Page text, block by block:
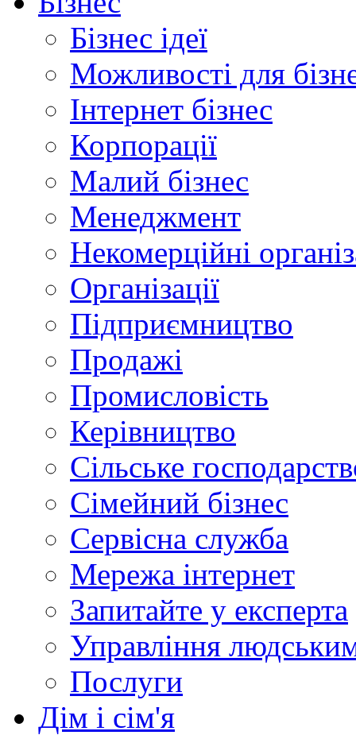
Бізнес ідеї
Можливості для
Інтернет бізнес
Корпорації
Малий бізнес
Менеджмент
Некомерційні
Організації
Підприємництво
Продажі
Промисловість
Керівництво
Сільське
Сімейний бізнес
Сервісна служба
Мережа інтернет
Запитайте у експерта
Управління
Послуги
Дім і сім'я